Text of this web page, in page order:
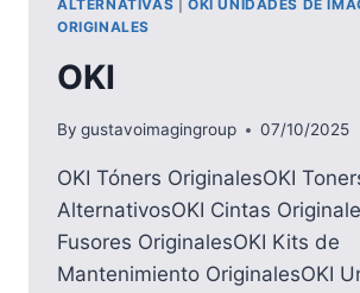
ALTERNATIVAS
OKI UNIDADES DE
ORIGINALES
OKI
By gustavoimagingroup 07/10/2025
OKI Tóners OriginalesOKI
AlternativosOKI Cintas
Fusores OriginalesOKI Kits de
Mantenimiento OriginalesOKI